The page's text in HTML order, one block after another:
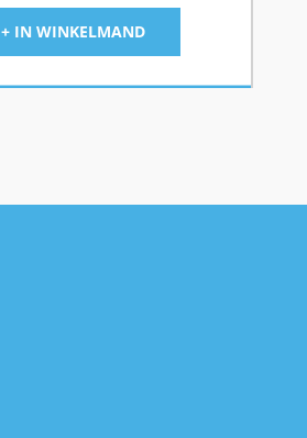
+ IN WINKELMAND